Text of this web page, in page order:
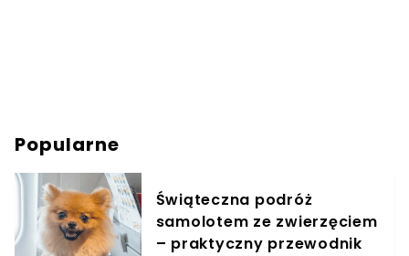
Popularne
Świąteczna podróż
samolotem ze zwierzęciem
– praktyczny przewodnik